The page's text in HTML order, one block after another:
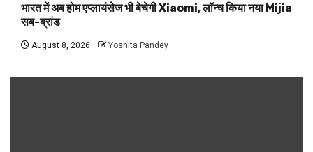
भारत में अब होम एप्लायंसेज भी बेचेगी Xiaomi, लॉन्च किया नया Mijia
सब-ब्रांड
August 8, 2026 Yoshita Pandey